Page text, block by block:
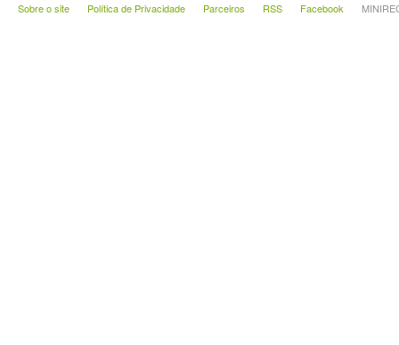
Sobre o site Política de Privacidade Parceiros RSS Facebook